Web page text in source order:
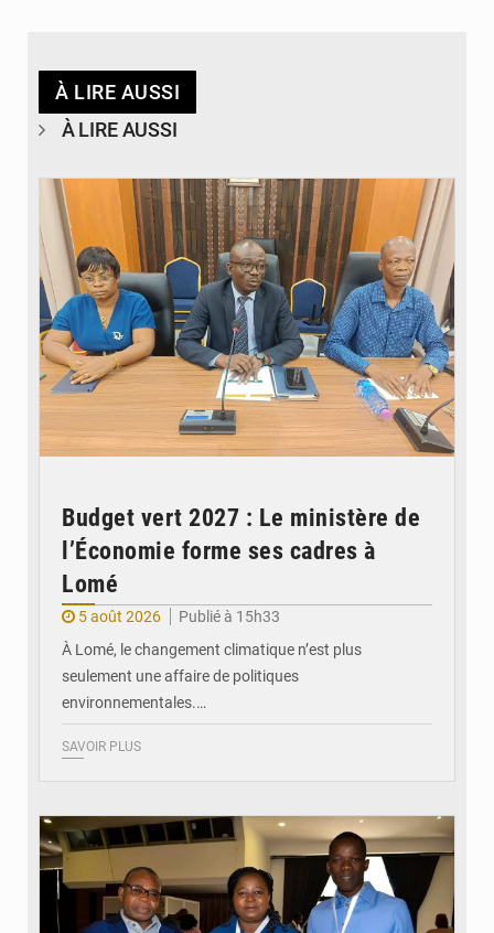
À LIRE AUSSI
À LIRE AUSSI
Budget vert 2027 : Le ministère de
l’Économie forme ses cadres à
Lomé
5 août 2026
Publié à 15h33
À Lomé, le changement climatique n’est plus
seulement une affaire de politiques
environnementales.…
SAVOIR PLUS